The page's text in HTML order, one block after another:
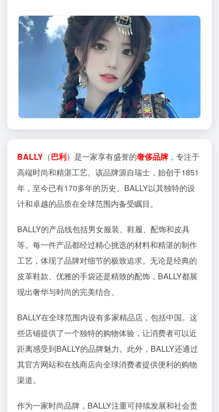
BALLY （巴利）是一家享有盛誉的奢侈品牌 ，专注于
高端时尚和精湛工艺。该品牌源自瑞士，始创于1851
年，至今已有170多年的历史。BALLY以其独特的设
计和卓越的品质在全球范围内备受瞩目。
BALLY的产品线包括男女服装、鞋履、配饰和皮具
等。每一件产品都经过精心挑选的材料和精湛的制作
工艺，体现了品牌对细节的极致追求。无论是经典的
皮革鞋款、优雅的手袋还是精致的配饰，BALLY都展
现出奢华与时尚的完美结合。
BALLY在全球范围内设有多家精品店，包括中国。这
些店铺提供了一个独特的购物体验，让消费者可以近
距离感受到BALLY的品牌魅力。此外，BALLY还通过
其官方网站和在线商店向全球消费者提供便利的购物
渠道。
作为一家时尚品牌，BALLY注重可持续发展和社会责